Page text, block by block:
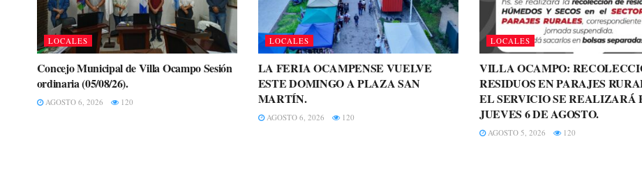
LOCALES
Concejo Municipal de Villa Ocampo Sesión
ordinaria (05/08/26).
AGOSTO 6, 2026 120
LOCALES
LA FERIA OCAMPENSE VUELVE
ESTE DOMINGO A PLAZA SAN
MARTÍN.
AGOSTO 6, 2026 120
LOCALES
VILLA OCAMPO:
RESIDUOS EN PARAJES
EL SERVICIO SE REALIZARÁ
JUEVES 6 DE AGOSTO.
AGOSTO 5, 2026 120